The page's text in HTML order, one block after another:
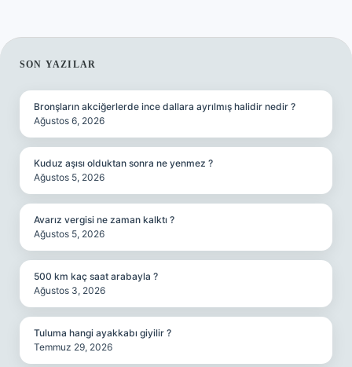
SIDEBAR
SON YAZILAR
Bronşların akciğerlerde ince dallara ayrılmış halidir nedir ?
Ağustos 6, 2026
Kuduz aşısı olduktan sonra ne yenmez ?
Ağustos 5, 2026
Avarız vergisi ne zaman kalktı ?
Ağustos 5, 2026
500 km kaç saat arabayla ?
Ağustos 3, 2026
Tuluma hangi ayakkabı giyilir ?
Temmuz 29, 2026